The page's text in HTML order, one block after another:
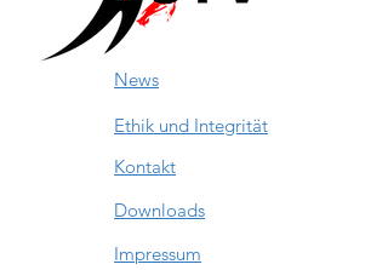
News
Ethik und Integrität
Kontakt
Downloads
Impressum